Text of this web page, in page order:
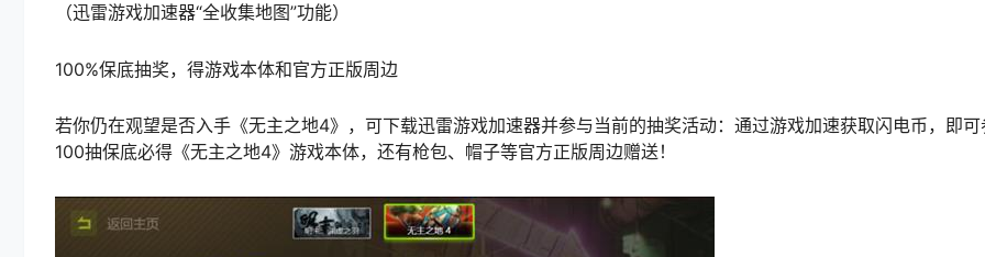
（迅雷游戏加速器“全收集地图”功能）
100%保底抽奖，得游戏本体和官方正版周边
若你仍在观望是否入手《无主之地4》，可下载迅雷游戏加速器并参与当前的抽奖活动：通过游戏加速获取闪电币，即可
100抽保底必得《无主之地4》游戏本体，还有枪包、帽子等官方正版周边赠送！